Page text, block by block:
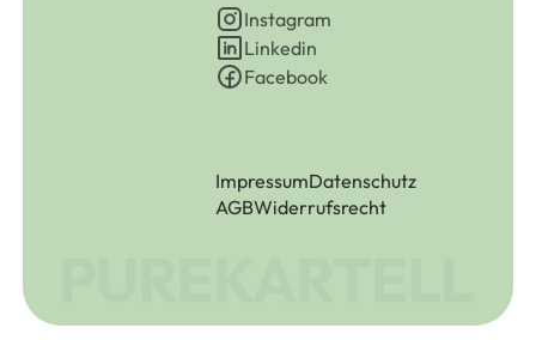
Instagram
Linkedin
Facebook
ImpressumDatenschutz
AGBWiderrufsrecht